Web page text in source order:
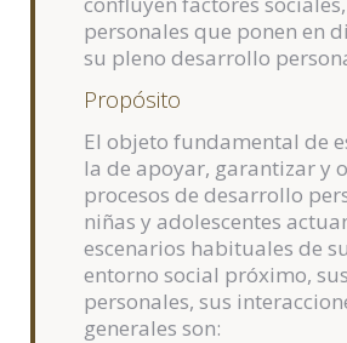
personales que ponen en
su pleno desarrollo
Propósito
El objeto fundamental de
la de apoyar, garantizar y
procesos de desarrollo
niñas y adolescentes
escenarios habituales de
entorno social próximo,
personales, sus
generales son: